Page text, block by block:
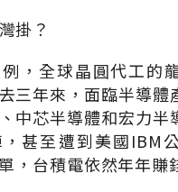
掛？
，全球晶圓代工的
三年來，面臨半導體
中芯半導體和宏力半
甚至遭到美國IBM
，台積電依然年年賺